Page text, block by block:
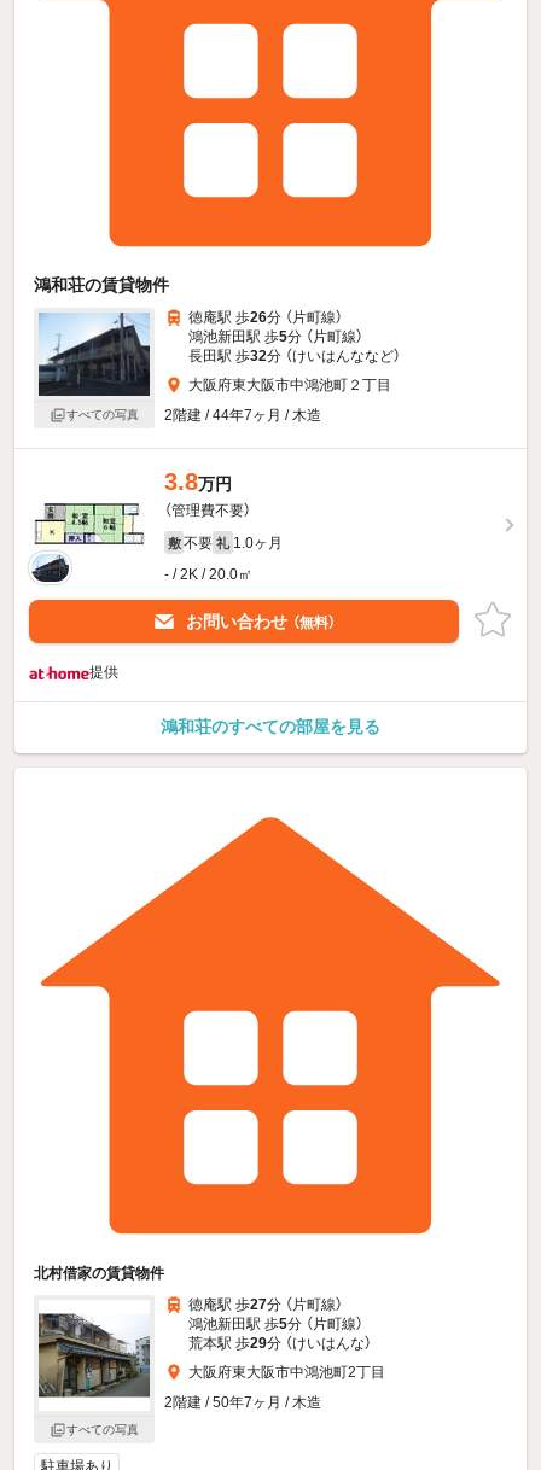
鴻和荘の賃貸物件
すべての写真
徳庵駅 歩26分 （片町線）
鴻池新田駅 歩5分 （片町線）
長田駅 歩32分 （けいはんななど）
大阪府東大阪市中鴻池町２丁目
2階建 / 44年7ヶ月 / 木造
3.8万円
（管理費不要）
敷 不要 礼 1.0ヶ月
- / 2K / 20.0㎡
お問い合わせ （無料）
提供
鴻和荘のすべての部屋を見る
北村借家の賃貸物件
すべての写真
徳庵駅 歩27分 （片町線）
鴻池新田駅 歩5分 （片町線）
荒本駅 歩29分 （けいはんな）
大阪府東大阪市中鴻池町2丁目
2階建 / 50年7ヶ月 / 木造
駐車場あり